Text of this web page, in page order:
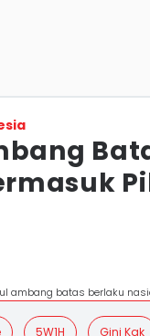
ambang batas berlaku
5W1H Gini Kak